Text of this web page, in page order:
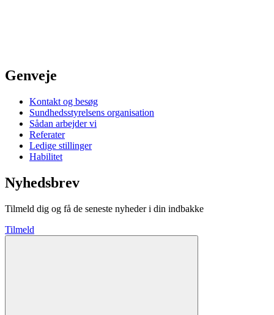
Genveje
Kontakt og besøg
Sundhedsstyrelsens organisation
Sådan arbejder vi
Referater
Ledige stillinger
Habilitet
Nyhedsbrev
Tilmeld dig og få de seneste nyheder i din indbakke
Tilmeld